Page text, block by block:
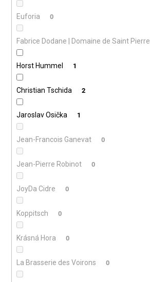
Euforia 0
Fabrice Dodane | Domaine de Saint Pierre
Horst Hummel 1
Christian Tschida 2
Jaroslav Osička 1
Jean-Francois Ganevat 0
Jean-Pierre Robinot 0
JoyDa Cidre 0
Koppitsch 0
Krásná Hora 0
La Brasserie des Voirons 0